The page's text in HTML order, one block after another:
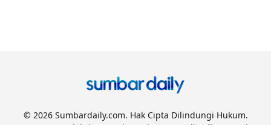
© 2026 Sumbardaily.com. Hak Cipta Dilindungi Hukum.